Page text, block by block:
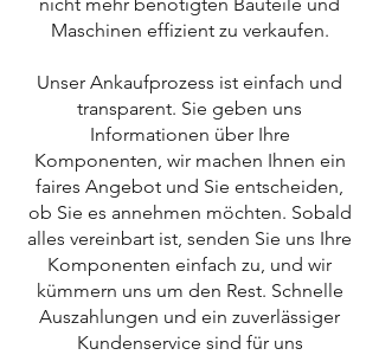
Maschinen effizient zu verkaufen.
Unser Ankaufprozess ist einfach und
transparent. Sie geben uns
Informationen über Ihre
Komponenten, wir machen Ihnen ein
faires Angebot und Sie entscheiden,
ob Sie es annehmen möchten. Sobald
alles vereinbart ist, senden Sie uns Ihre
Komponenten einfach zu, und wir
kümmern uns um den Rest. Schnelle
Auszahlungen und ein zuverlässiger
Kundenservice sind für uns